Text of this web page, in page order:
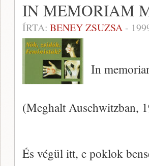
IN MEMORIAM
ÍRTA: BENEY ZSUZSA-
In
(Meghalt Auschwitzban,
És végül itt, e poklok